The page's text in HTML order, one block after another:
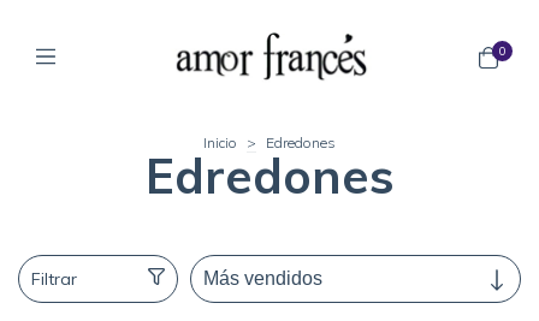
0
Inicio > Edredones
Edredones
Filtrar